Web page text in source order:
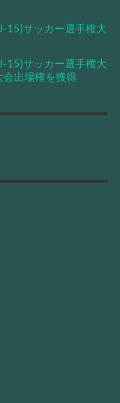
サッカー選手権大
サッカー選手権大
出場権を獲得